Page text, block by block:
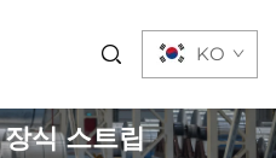
KO
식 스트립